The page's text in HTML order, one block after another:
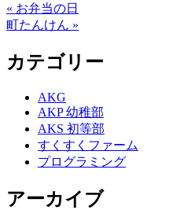
« お弁当の日
町たんけん »
カテゴリー
AKG
AKP 幼稚部
AKS 初等部
すくすくファーム
プログラミング
アーカイブ